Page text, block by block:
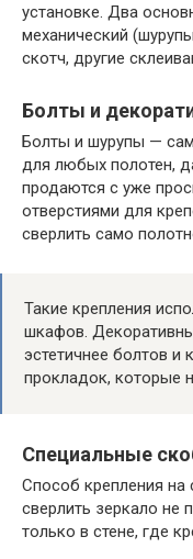
установке. Два
механический
скотч, другие
Болты и
Болты и шурупы —
для любых полотен,
продаются с уже
отверстиями для
сверлить само
Такие крепления
шкафов.
эстетичнее болтов и
прокладок, которые
Специальные
Способ крепления
сверлить зеркало не
только в стене, где